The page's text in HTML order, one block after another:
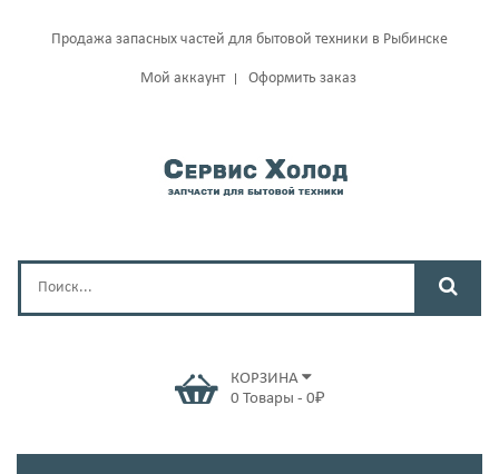
Продажа запасных частей для бытовой техники в Рыбинске
Мой аккаунт Оформить заказ
КОРЗИНА
0 Товары - 0₽